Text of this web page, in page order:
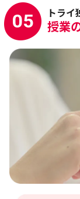
05 トラ
授業